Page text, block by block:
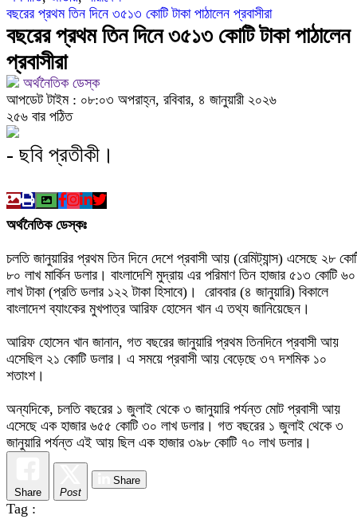
মোবাইল চার্জ দিতে গিয়ে কিশোরীর মৃত্যু
বাংলাদেশের আকাশে রহস্যময় আলোর ঝলকানি ঘিরে যা জানা যাচ্ছে
ফরিদপুরে ট্রিপল মার্ডারঃ ১০ ঘণ্টায় গ্রেফতার প্রধান আসামি,
ফরিদপুরে ‘শ্মশান বন্ধু’ কানু সেন অনেকটাই সুস্থ
বছরের প্রথম তিন দিনে ৩৫১৩ কোটি টাকা পাঠালেন প্রবাসীরা
বছরের প্রথম তিন দিনে ৩৫১৩ কোটি টাকা পাঠালেন
প্রবাসীরা
অর্থনৈতিক ডেস্ক
আপডেট টাইম : ০৮:০৩ অপরাহ্ন, রবিবার, ৪ জানুয়ারী ২০২৬
২৫৬ বার পঠিত
- ছবি প্রতীকী।
অর্থনৈতিক ডেস্কঃ
চলতি জানুয়ারির প্রথম তিন দিনে দেশে প্রবাসী আয় (রেমিট্যান্স) এসেছে ২৮
৮০ লাখ মার্কিন ডলার। বাংলাদেশি মুদ্রায় এর পরিমাণ তিন হাজার ৫১৩ কোটি ৬০
লাখ টাকা (প্রতি ডলার ১২২ টাকা হিসাবে)। রোববার (৪ জানুয়ারি) বিকালে
বাংলাদেশ ব্যাংকের মুখপাত্র আরিফ হোসেন খান এ তথ্য জানিয়েছেন।
আরিফ হোসেন খান জানান, গত বছরের জানুয়ারি প্রথম তিনদিনে প্রবাসী আয়
এসেছিল ২১ কোটি ডলার। এ সময়ে প্রবাসী আয় বেড়েছে ৩৭ দশমিক ১০
শতাংশ।
অন্যদিকে, চলতি বছরের ১ জুলাই থেকে ৩ জানুয়ারি পর্যন্ত মোট প্রবাসী আয়
এসেছে এক হাজার ৬৫৫ কোটি ৩০ লাখ ডলার। গত বছরের ১ জুলাই থেকে ৩
জানুয়ারি পর্যন্ত এই আয় ছিল এক হাজার ৩৯৮ কোটি ৭০ লাখ ডলার।
Share Post
Share
Tag :